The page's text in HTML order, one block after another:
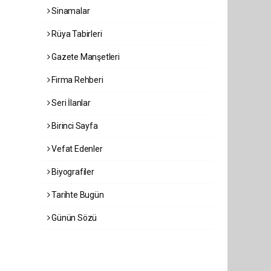
Sinamalar
Rüya Tabirleri
Gazete Manşetleri
Firma Rehberi
Seri İlanlar
Birinci Sayfa
Vefat Edenler
Biyografiler
Tarihte Bugün
Günün Sözü